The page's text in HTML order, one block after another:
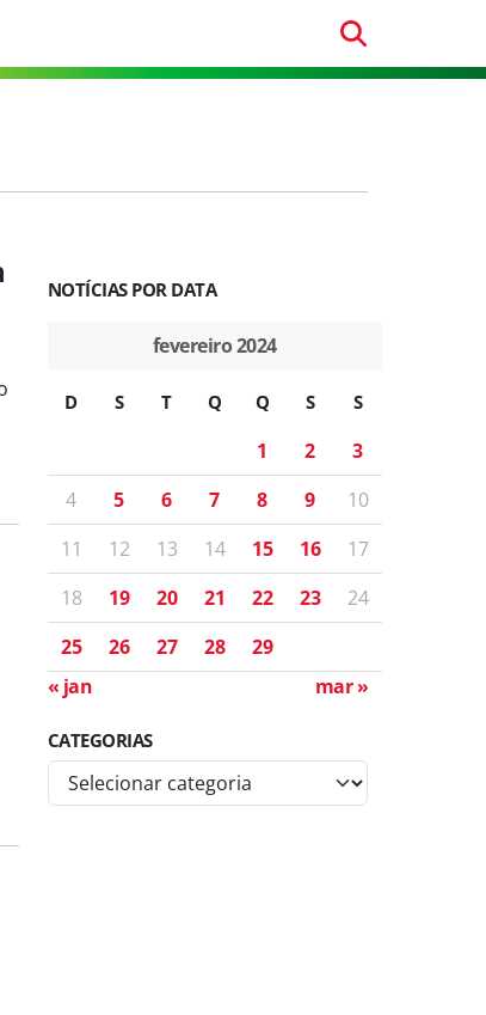
NOTÍCIAS POR DATA
fevereiro 2024
D S T Q Q S S
1 2
3
4
5 6 7 8 9
10
11
12 13 14 15 16
17
18
19 20 21 22 23
24
25
26 27 28
29
« jan
mar »
CATEGORIAS
a